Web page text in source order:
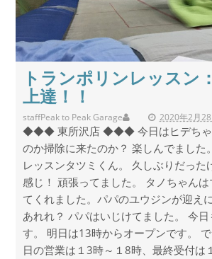
トランポリンレッスン
上達！！
staff 2020年2月28
Peak to Peak Garage
◆◆◆ 東所沢店 ◆◆◆ 今日はヒデちゃ
のか掃除に来たのか？ 楽しんでました
レッスンタツミくん。 久しぶりだった
感じ！ 頑張ってました。 タノちゃん
てくれました。パパのユウジンが迎え
あれれ？ パパはいじけてました。 今
す。 明日は13時からオープンです。
日の営業は１3時～１8時、最終受付は